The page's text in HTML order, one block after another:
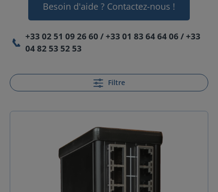
Besoin d'aide ? Contactez-nous !
📞 +33 02 51 09 26 60 / +33 01 83 64 64 06 / +33
04 82 53 52 53
Filtre